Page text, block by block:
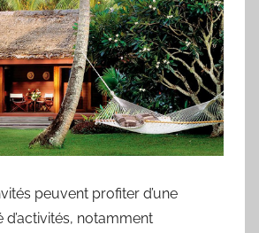
peuvent profiter d’une
notamment